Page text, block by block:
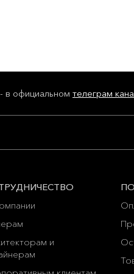
в официальном телеграм
и